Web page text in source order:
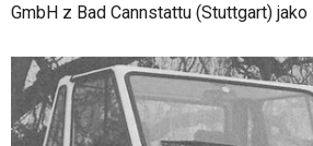
GmbH z Bad Cannstattu (Stuttgart) jako